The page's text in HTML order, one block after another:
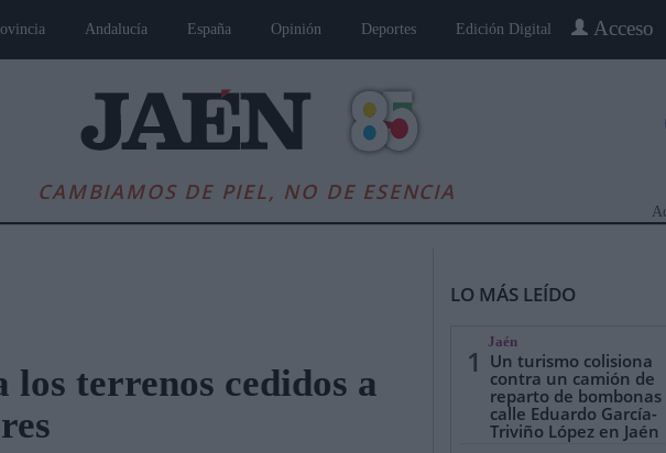
Acceso
Andalucía España Opinión Deportes Edición Digital
CAMBIAMOS DE PIEL, NO DE ESENCIA
Andalucía Jaén, Pueblo a Pueblo Gente
terrenos cedidos a
LO MÁS LEÍDO
1
Jaén
Un turismo colisiona
contra un camión de
reparto de bombonas
calle Eduardo García-
Triviño López en Jaén